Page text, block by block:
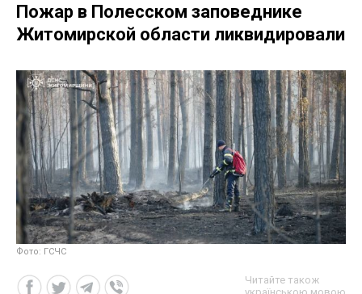
Пожар в Полесском заповеднике
Житомирской области ликвидировали
Фото: ГСЧС
Читайте також